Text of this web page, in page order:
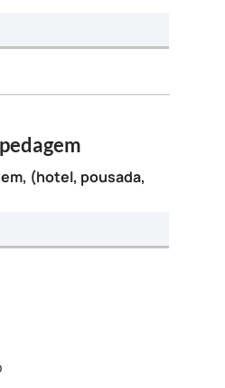
(hotel, pousada,